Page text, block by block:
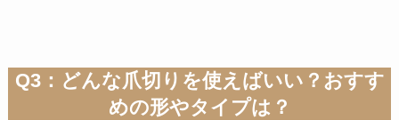
Q3：どんな爪切りを使えばいい？おすす
めの形やタイプは？